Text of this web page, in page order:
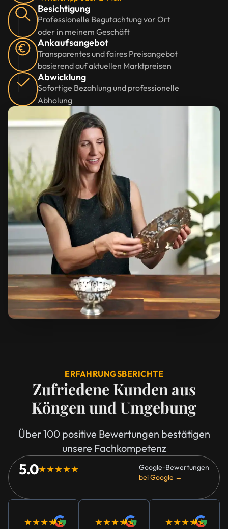
Besichtigung
Professionelle Begutachtung vor Ort
oder in meinem Geschäft
Ankaufsangebot
Transparentes und faires Preisangebot
basierend auf aktuellen Marktpreisen
Abwicklung
Sofortige Bezahlung und professionelle
Abholung
ERFAHRUNGSBERICHTE
Zufriedene Kunden aus
Köngen und Umgebung
Über 100 positive Bewertungen bestätigen
unsere Fachkompetenz
5.0★★★★★
Google-Bewertungen
bei Google →
★★★★★ ★★★★★ ★★★★★